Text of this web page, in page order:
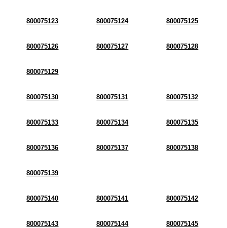
800075123 800075124 800075125
800075126 800075127 800075128
800075129
800075130 800075131 800075132
800075133 800075134 800075135
800075136 800075137 800075138
800075139
800075140 800075141 800075142
800075143 800075144 800075145